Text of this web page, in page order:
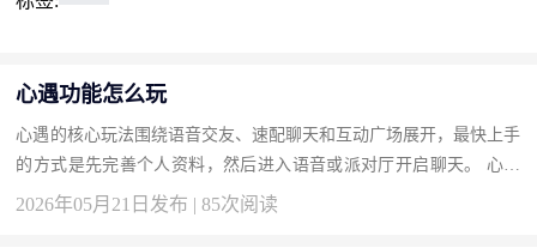
心遇功能怎么玩
心遇的核心玩法围绕语音交友、速配聊天和互动广场展开，最快上手
的方式是先完善个人资料，然后进入语音或派对厅开启聊天。 心遇
主要功能玩法详解 打开心遇App并登录后，在首页点击“速配”按
2026年05月21日发布 | 85次阅读